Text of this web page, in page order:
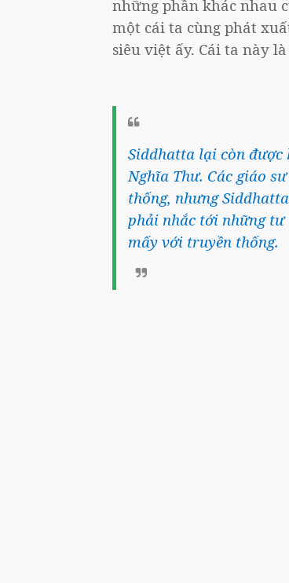
những phần khác nhau
một cái ta cùng phát
siêu việt ấy. Cái ta này
Siddhatta lại còn được
Nghĩa Thư. Các giáo
thống, nhưng
phải nhắc tới những
mấy với truyền thống.